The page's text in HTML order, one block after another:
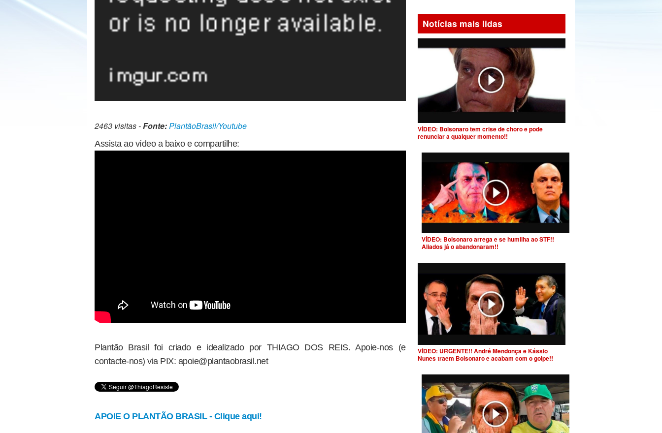
2463 visitas -Fonte:PlantãoBrasil/Youtube
Assista ao vídeo a baixo e compartilhe:
Plantão Brasil foi criado e idealizado por THIAGO DOS REIS. Apoie-nos (e
contacte-nos) via PIX: apoie@plantaobrasil.net
APOIE O PLANTÃO BRASIL - Clique aqui!
Notícias mais lidas
VÍDEO: Bolsonaro tem crise de choro e pode
renunciar a qualquer momento!!
VÍDEO: Bolsonaro arrega e se humilha ao STF!!
Aliados já o abandonaram!!
VÍDEO: URGENTE!! André Mendonça e Kássio
Nunes traem Bolsonaro e acabam com o golpe!!